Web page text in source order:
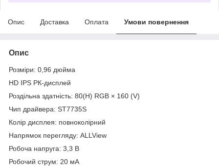
Опис Доставка Оплата Умови повернення
Опис
Розміри: 0,96 дюйма
HD IPS РК-дисплей
Роздільна здатність: 80(H) RGB × 160 (V)
Чип драйвера: ST7735S
Колір дисплея: повноколірний
Напрямок перегляду: ALLView
Робоча напруга: 3,3 В
Робочий струм: 20 мА